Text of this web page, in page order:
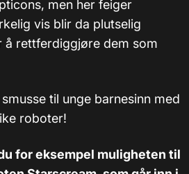
men her feiger
vis blir da plutselig
rettferdiggjøre dem som
til unge barnesinn med
roboter!
for eksempel muligheten til